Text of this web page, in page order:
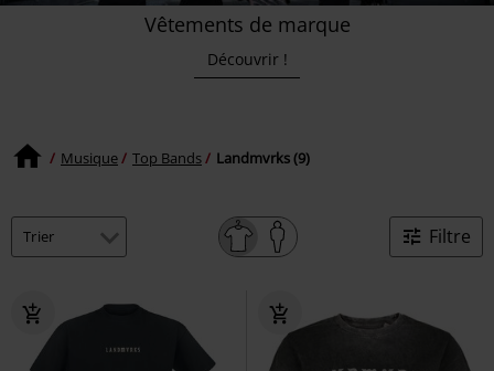
Vêtements de marque
Découvrir !
Musique Top Bands Landmvrks (9)
Filtre